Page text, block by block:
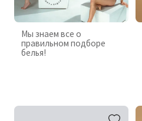
Мы знаем все о
правильном подборе
белья!